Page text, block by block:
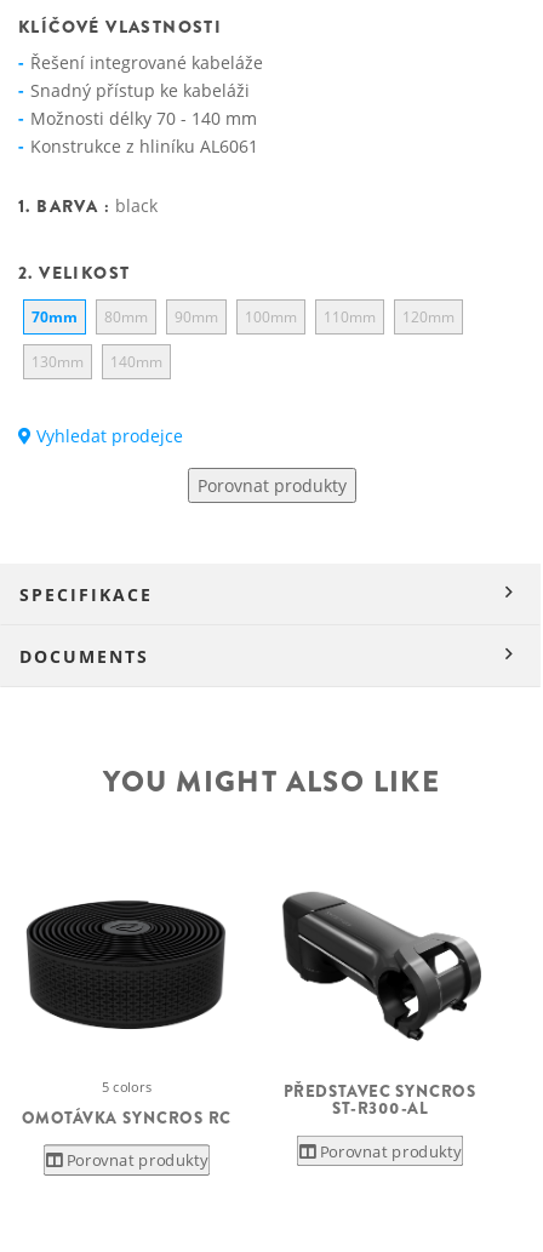
KLÍČOVÉ VLASTNOSTI
Řešení integrované kabeláže
Snadný přístup ke kabeláži
Možnosti délky 70 - 140 mm
Konstrukce z hliníku AL6061
1. BARVA : black
2. VELIKOST
70mm 80mm 90mm 100mm 110mm 120mm
130mm 140mm
Vyhledat prodejce
Porovnat produkty
SPECIFIKACE
DOCUMENTS
YOU MIGHT ALSO LIKE
5 colors
OMOTÁVKA SYNCROS RC
Porovnat produkty
PŘEDSTAVEC SYNCROS
ST-R300-AL
Porovnat produkty